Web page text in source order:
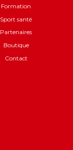
Formation
Sport santé
Partenaires
Boutique
Contact